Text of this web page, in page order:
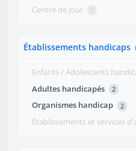
Centre de jour 0
Établissements handicaps
Enfants / Adolescents
Adultes handicapés 2
Organismes handicap 2
Établissements et services